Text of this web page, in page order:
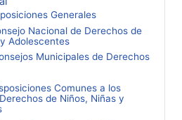
Generales
Nacional de Derechos de
Adolescentes
Municipales de Derechos
Comunes a los
de Niños, Niñas y